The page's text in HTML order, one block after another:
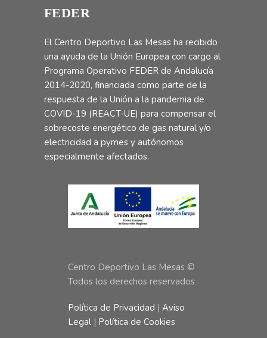
FEDER
El Centro Deportivo Las Mesas ha recibido
una ayuda de la Unión Europea con cargo al
Programa Operativo FEDER de Andalucía
2014-2020, financiada como parte de la
respuesta de la Unión a la pandemia de
COVID-19 (REACT-UE) para compensar el
sobrecoste energético de gas natural y/o
electricidad a pymes y autónomos
especialmente afectados.
Centro Deportivo Las Mesas ©
Todos los derechos reservados
Política de Privacidad |Aviso
Legal | Política de Cookies